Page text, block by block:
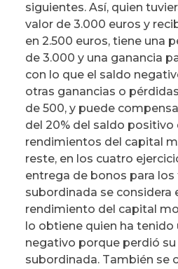
siguientes. Así, quien
valor de 3.000 euros y
en 2.500 euros, tiene una
de 3.000 y una ganancia
con lo que el saldo
otras ganancias o
de 500, y puede
del 20% del saldo positivo
rendimientos del capital
reste, en los cuatro
entrega de bonos para
subordinada se considera
rendimiento del capital
lo obtiene quien ha
negativo porque perdió su
subordinada. También se